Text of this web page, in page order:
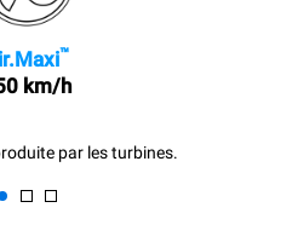
™
km/h
par les turbines.